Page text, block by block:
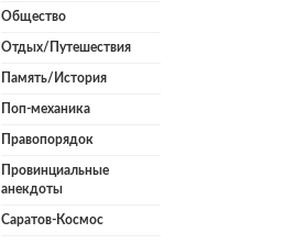
Общество
Отдых/Путешествия
Память/История
Поп-механика
Правопорядок
Провинциальные
анекдоты
Саратов-Космос